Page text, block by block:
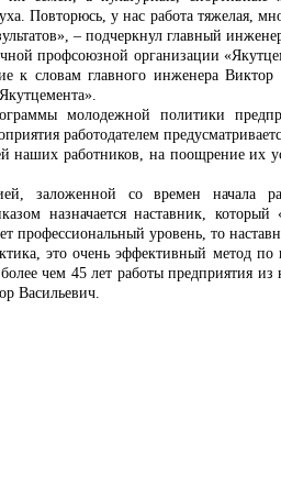
Повторюсь, у нас работа тяжелая,
– подчеркнул главный
профсоюзной организации
к словам главного инженера Виктор
молодежной политики
работодателем
наших работников, на поощрение их
заложенной со времен начала
назначается наставник,
профессиональный уровень, то
это очень эффективный метод
более чем 45 лет работы предприятия
Васильевич.